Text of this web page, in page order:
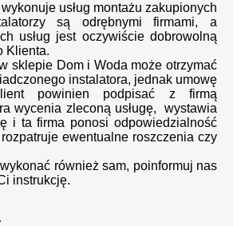
usług montażu zakupionych
są odrębnymi firmami, a
usług jest oczywiście dobrowolną
Klienta.
sklepie Dom i Woda może otrzymać
instalatora, jednak umowę
powinien podpisać z firmą
wycenia zleconą usługę, wystawia
i ta firma ponosi odpowiedzialność
ewentualne roszczenia czy
również sam, poinformuj nas
instrukcję.